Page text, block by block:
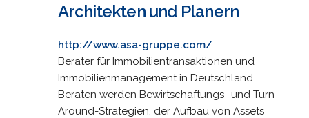
Architekten und Planern
http://www.asa-gruppe.com/
Berater für Immobilientransaktionen und
Immobilienmanagement in Deutschland.
Beraten werden Bewirtschaftungs- und Turn-
Around-Strategien, der Aufbau von Assets